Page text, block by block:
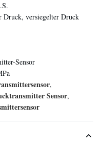
Druck, versiegelter Druck
Sensor
,
Sensor,